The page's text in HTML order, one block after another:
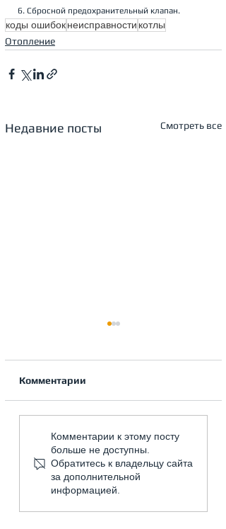
6. Сбросной предохранительный клапан.
коды ошибокнеисправности котлы
Отопление
Недавние посты Смотреть все
Требования к
системам
индивидуального
теплоснабжения
Комментарии
Комментарии к этому посту
больше не доступны.
Обратитесь к владельцу сайта
за дополнительной
информацией.